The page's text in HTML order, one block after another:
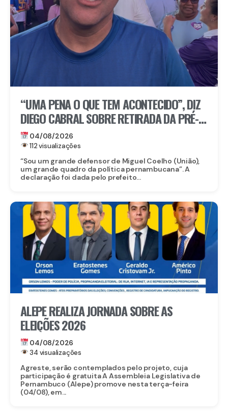
“UMA PENA O QUE TEM ACONTECIDO”, DIZ
DIEGO CABRAL SOBRE RETIRADA DA PRÉ-
CANDIDATURA DE MIGUEL COELHO AO
SENADO
04/08/2026
112 visualizações
“Sou um grande defensor de Miguel Coelho (União),
um grande quadro da política pernambucana”. A
declaração foi dada pelo prefeito...
ALEPE REALIZA JORNADA SOBRE AS
ELEIÇÕES 2026
04/08/2026
34 visualizações
Agreste, serão contemplados pelo projeto, cuja
participação é gratuita A Assembleia Legislativa de
Pernambuco (Alepe) promove nesta terça-feira
(04/08), em...